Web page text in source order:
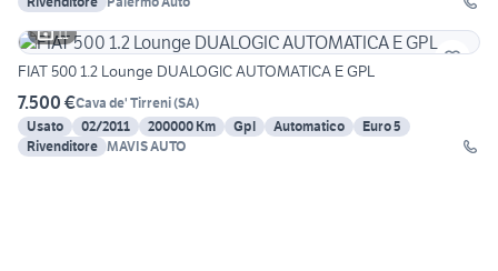
11
FIAT 500 1.2 Lounge DUALOGIC AUTOMATICA E GPL
7.500 €Cava de' Tirreni(SA)
Usato
02/2011 200000 Km Gpl Automatico
Euro 5
Rivenditore MAVIS AUTO